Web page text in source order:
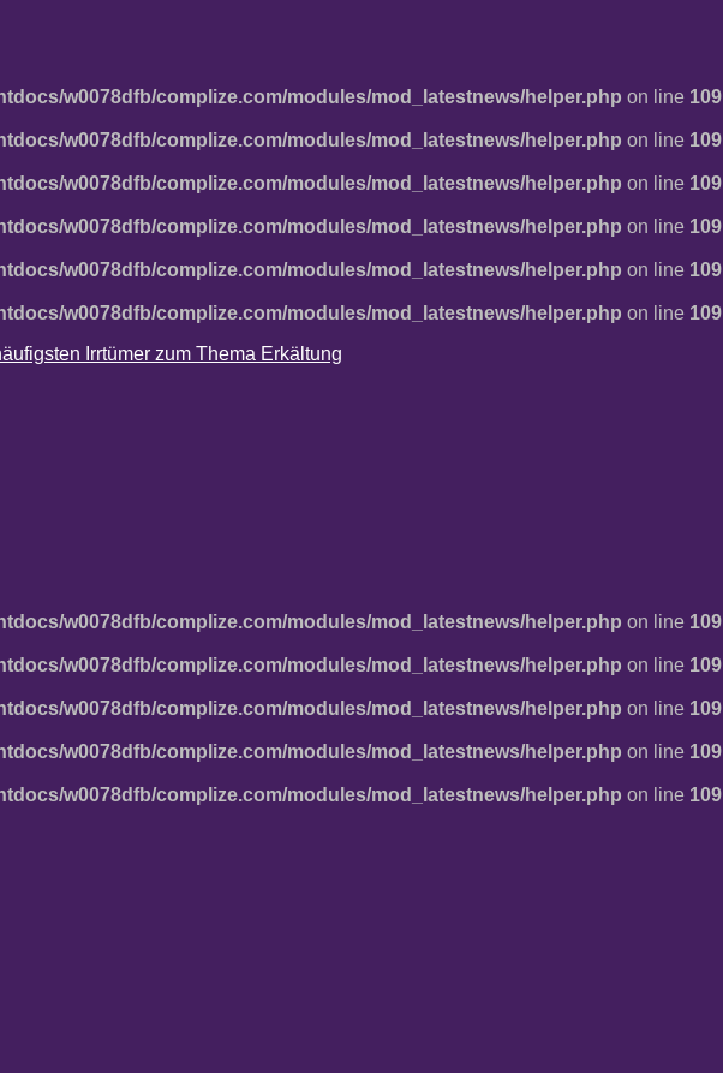
w0078dfb/complize.com/modules/mod_latestnews/helper.php on line 109
w0078dfb/complize.com/modules/mod_latestnews/helper.php on line 109
w0078dfb/complize.com/modules/mod_latestnews/helper.php on line 109
w0078dfb/complize.com/modules/mod_latestnews/helper.php on line 109
w0078dfb/complize.com/modules/mod_latestnews/helper.php on line 109
w0078dfb/complize.com/modules/mod_latestnews/helper.php on line 109
Irrtümer zum Thema Erkältung
w0078dfb/complize.com/modules/mod_latestnews/helper.php on line 109
w0078dfb/complize.com/modules/mod_latestnews/helper.php on line 109
w0078dfb/complize.com/modules/mod_latestnews/helper.php on line 109
w0078dfb/complize.com/modules/mod_latestnews/helper.php on line 109
w0078dfb/complize.com/modules/mod_latestnews/helper.php on line 109